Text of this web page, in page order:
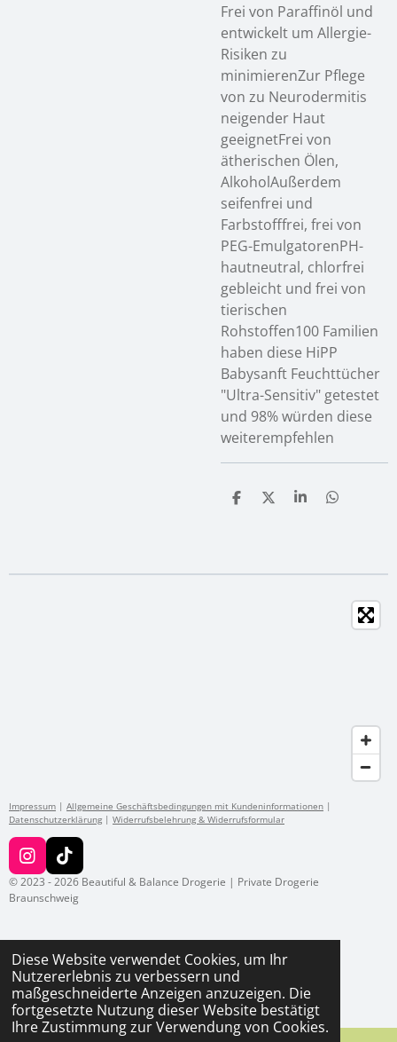
Diese Website verwendet Cookies, um Ihr
Nutzererlebnis zu verbessern und
maßgeschneiderte Anzeigen anzuzeigen. Die
fortgesetzte Nutzung dieser Website bestätigt
Ihre Zustimmung zur Verwendung von Cookies.
Frei von Paraffinöl und
entwickelt um Allergie-
Risiken zu
minimierenZur Pflege
von zu Neurodermitis
neigender Haut
geeignetFrei von
ätherischen Ölen,
AlkoholAußerdem
seifenfrei und
Farbstofffrei, frei von
PEG-EmulgatorenPH-
hautneutral, chlorfrei
gebleicht und frei von
tierischen
Rohstoffen100 Familien
haben diese HiPP
Babysanft Feuchttücher
"Ultra-Sensitiv" getestet
und 98% würden diese
weiterempfehlen
T
n
T
n
T
n
T
n
Impressum | Allgemeine Geschäftsbedingungen mit Kundeninformationen |
Datenschutzerklärung | Widerrufsbelehrung & Widerrufsformular
I
n
s
g
r
a
m
T
i
k
k
© 2023 - 2026 Beautiful & Balance Drogerie | Private Drogerie
Braunschweig